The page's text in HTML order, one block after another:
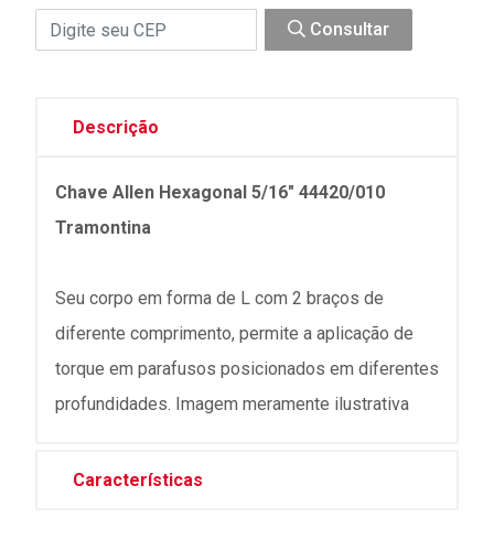
Consultar
Descrição
Chave Allen Hexagonal 5/16" 44420/010
Tramontina
Seu corpo em forma de L com 2 braços de
diferente comprimento, permite a aplicação de
torque em parafusos posicionados em diferentes
profundidades. Imagem meramente ilustrativa
Características